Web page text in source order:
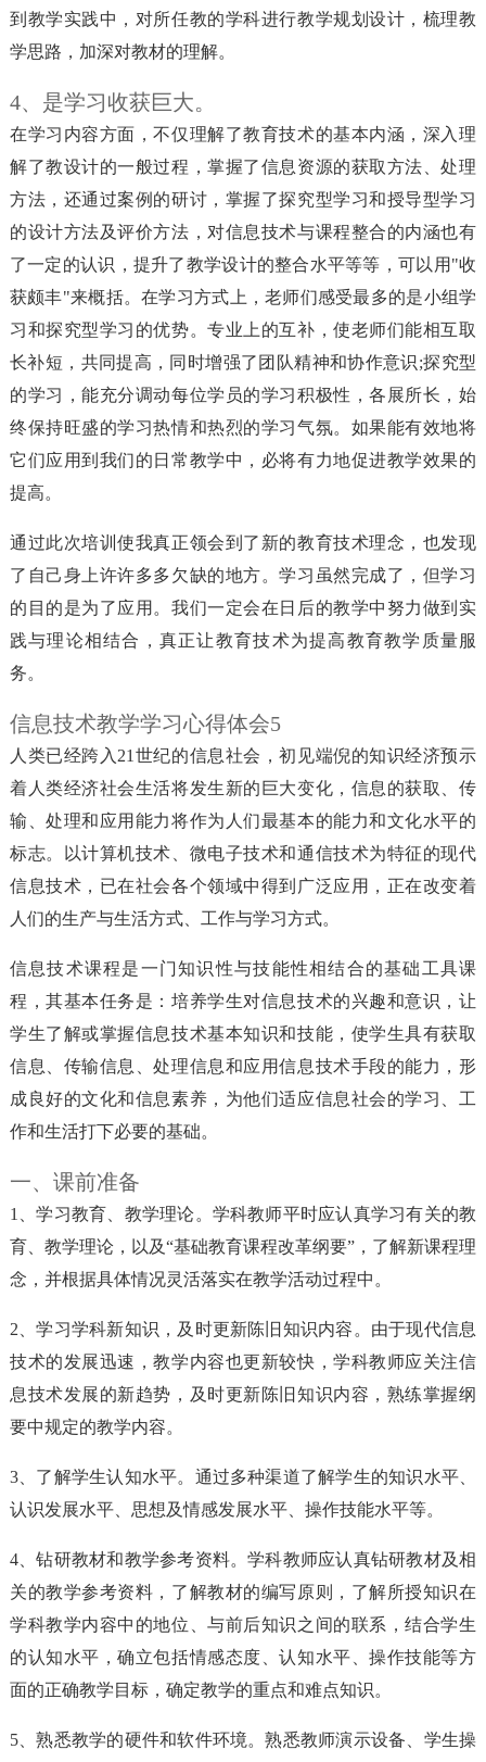
到教学实践中，对所任教的学科进行教学规划设计，梳理教
学思路，加深对教材的理解。
4、是学习收获巨大。
在学习内容方面，不仅理解了教育技术的基本内涵，深入理
解了教设计的一般过程，掌握了信息资源的获取方法、处理
方法，还通过案例的研讨，掌握了探究型学习和授导型学习
的设计方法及评价方法，对信息技术与课程整合的内涵也有
了一定的认识，提升了教学设计的整合水平等等，可以用"收
获颇丰"来概括。在学习方式上，老师们感受最多的是小组学
习和探究型学习的优势。专业上的互补，使老师们能相互取
长补短，共同提高，同时增强了团队精神和协作意识;探究型
的学习，能充分调动每位学员的学习积极性，各展所长，始
终保持旺盛的学习热情和热烈的学习气氛。如果能有效地将
它们应用到我们的日常教学中，必将有力地促进教学效果的
提高。
通过此次培训使我真正领会到了新的教育技术理念，也发现
了自己身上许许多多欠缺的地方。学习虽然完成了，但学习
的目的是为了应用。我们一定会在日后的教学中努力做到实
践与理论相结合，真正让教育技术为提高教育教学质量服
务。
信息技术教学学习心得体会5
人类已经跨入21世纪的信息社会，初见端倪的知识经济预示
着人类经济社会生活将发生新的巨大变化，信息的获取、传
输、处理和应用能力将作为人们最基本的能力和文化水平的
标志。以计算机技术、微电子技术和通信技术为特征的现代
信息技术，已在社会各个领域中得到广泛应用，正在改变着
人们的生产与生活方式、工作与学习方式。
信息技术课程是一门知识性与技能性相结合的基础工具课
程，其基本任务是：培养学生对信息技术的兴趣和意识，让
学生了解或掌握信息技术基本知识和技能，使学生具有获取
信息、传输信息、处理信息和应用信息技术手段的能力，形
成良好的文化和信息素养，为他们适应信息社会的学习、工
作和生活打下必要的基础。
一、课前准备
1、学习教育、教学理论。学科教师平时应认真学习有关的教
育、教学理论，以及“基础教育课程改革纲要”，了解新课程理
念，并根据具体情况灵活落实在教学活动过程中。
2、学习学科新知识，及时更新陈旧知识内容。由于现代信息
技术的发展迅速，教学内容也更新较快，学科教师应关注信
息技术发展的新趋势，及时更新陈旧知识内容，熟练掌握纲
要中规定的教学内容。
3、了解学生认知水平。通过多种渠道了解学生的知识水平、
认识发展水平、思想及情感发展水平、操作技能水平等。
4、钻研教材和教学参考资料。学科教师应认真钻研教材及相
关的教学参考资料，了解教材的编写原则，了解所授知识在
学科教学内容中的地位、与前后知识之间的联系，结合学生
的认知水平，确立包括情感态度、认知水平、操作技能等方
面的正确教学目标，确定教学的重点和难点知识。
5、熟悉教学的硬件和软件环境。熟悉教师演示设备、学生操